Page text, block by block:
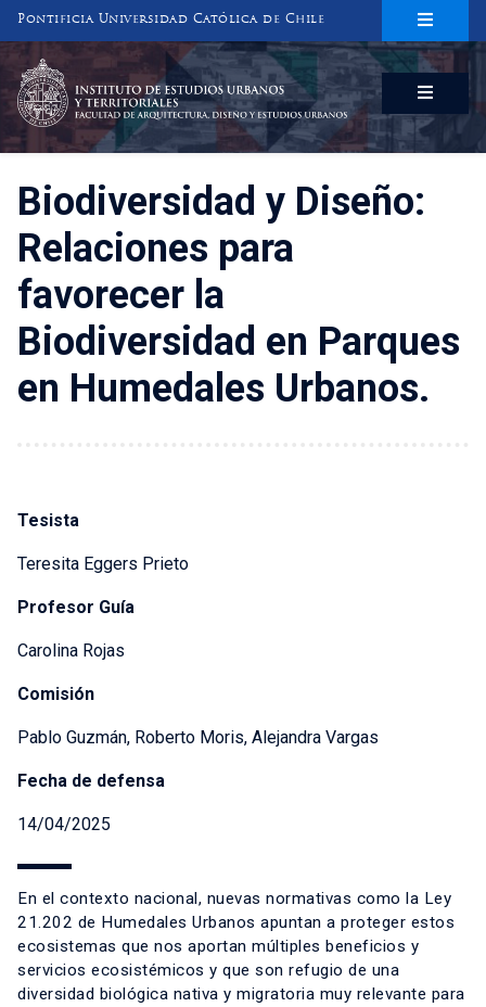
Pontificia Universidad Católica de Chile
INSTITUTO DE ESTUDIOS URBANOS
Y TERRITORIALES
FACULTAD DE ARQUITECTURA, DISEÑO Y ESTUDIOS URBANOS
Biodiversidad y Diseño:
Relaciones para
favorecer la
Biodiversidad en Parques
en Humedales Urbanos.
Tesista
Teresita Eggers Prieto
Profesor Guía
Carolina Rojas
Comisión
Pablo Guzmán, Roberto Moris, Alejandra Vargas
Fecha de defensa
14/04/2025
En el contexto nacional, nuevas normativas como la Ley
21.202 de Humedales Urbanos apuntan a proteger estos
ecosistemas que nos aportan múltiples beneficios y
servicios ecosistémicos y que son refugio de una
diversidad biológica nativa y migratoria muy relevante para